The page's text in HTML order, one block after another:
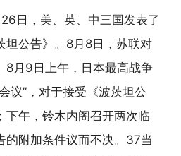
日，美、英、中三国发表了
坦公告》。8月8日，苏联对
8月9日上午，日本最高战争
议”，对于接受《波茨坦公
下午，铃木内阁召开两次临
的附加条件议而不决。37当